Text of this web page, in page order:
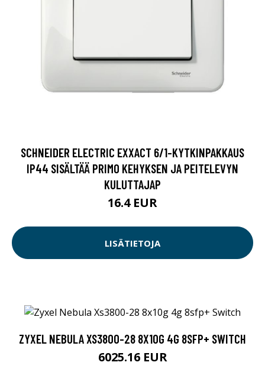
SCHNEIDER ELECTRIC EXXACT 6/1-KYTKINPAKKAUS
IP44 SISÄLTÄÄ PRIMO KEHYKSEN JA PEITELEVYN
KULUTTAJAP
16.4 EUR
LISÄTIETOJA
ZYXEL NEBULA XS3800-28 8X10G 4G 8SFP+ SWITCH
6025.16 EUR